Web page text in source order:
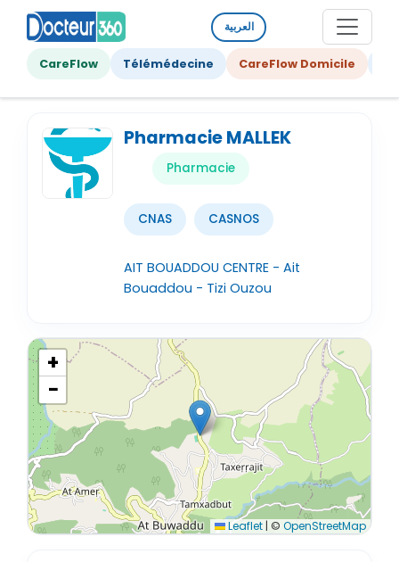
العربية
CareFlow Télémédecine CareFlow Domicile
Pharmacie MALLEK
Pharmacie
CNAS CASNOS
AIT BOUADDOU CENTRE - Ait
Bouaddou - Tizi Ouzou
+
−
Leaflet | © OpenStreetMap